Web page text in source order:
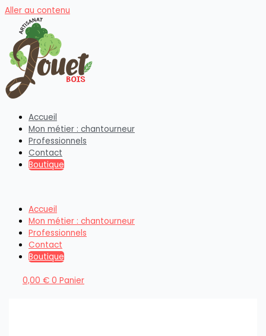
Aller au contenu
Accueil
Mon métier : chantourneur
Professionnels
Contact
Boutique
Accueil
Mon métier : chantourneur
Professionnels
Contact
Boutique
0,00 € 0 Panier